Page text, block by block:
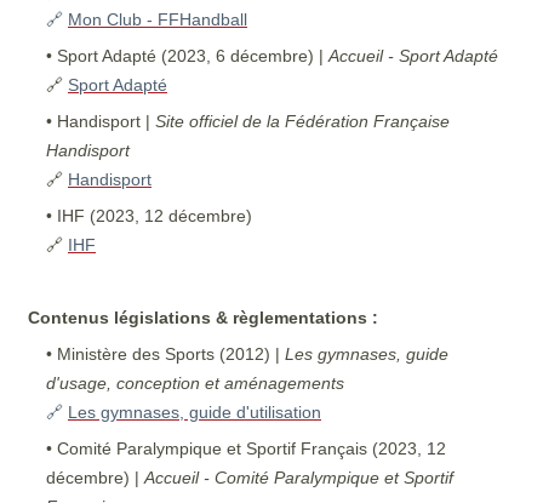
🔗 Mon Club - FFHandball
• Sport Adapté (2023, 6 décembre) | Accueil - Sport Adapté
🔗 Sport Adapté
• Handisport | Site officiel de la Fédération Française
Handisport
🔗 Handisport
• IHF (2023, 12 décembre)
🔗 IHF
Contenus législations & règlementations :
• Ministère des Sports (2012) | Les gymnases, guide
d'usage, conception et aménagements
🔗 Les gymnases, guide d'utilisation
• Comité Paralympique et Sportif Français (2023, 12
décembre) | Accueil - Comité Paralympique et Sportif